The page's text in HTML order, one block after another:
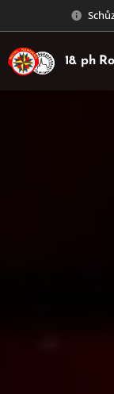
18. ph